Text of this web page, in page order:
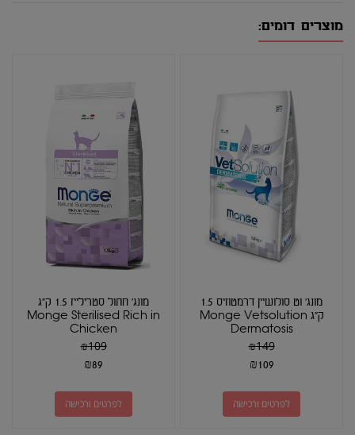
מוצרים דומים:
מונג' וט סולושיין דרמטוזיס 1.5
ק"ג Monge Vetsolution
Dermatosis
₪149
₪109
לפרטים ורכישה
מונג' חתול סטרילייז 1.5 ק"ג
Monge Sterilised Rich in
Chicken
₪109
₪89
לפרטים ורכישה